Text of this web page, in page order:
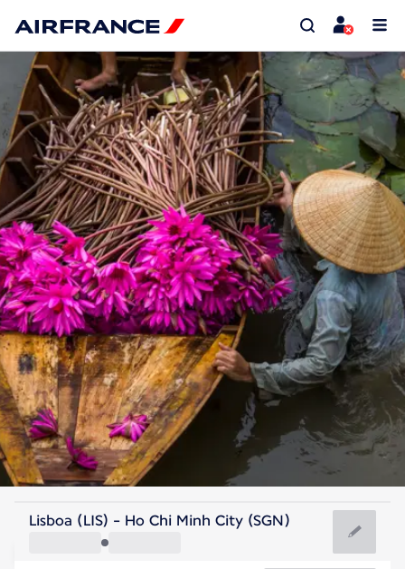
Vietnam
Ho Chi Minh City
Lisboa (LIS) - Ho Chi Minh City (SGN)